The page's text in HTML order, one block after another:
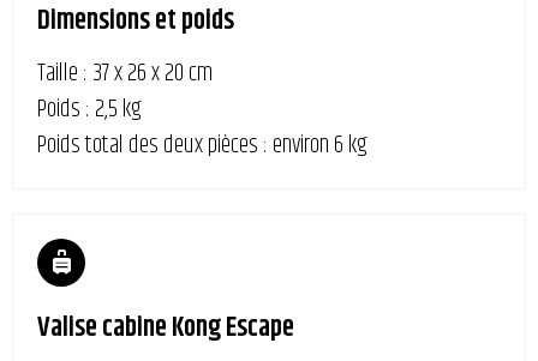
Dimensions et poids
Taille : 37 x 26 x 20 cm
Poids : 2,5 kg
Poids total des deux pièces : environ 6 kg
Valise cabine Kong Escape